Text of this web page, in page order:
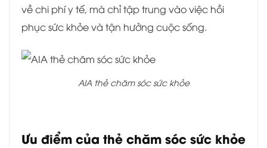
về chi phí y tế, mà chỉ tập trung vào việc hồi
phục sức khỏe và tận hưởng cuộc sống.
AIA thẻ chăm sóc sức khỏe
Ưu điểm của thẻ chăm sóc sức khỏe